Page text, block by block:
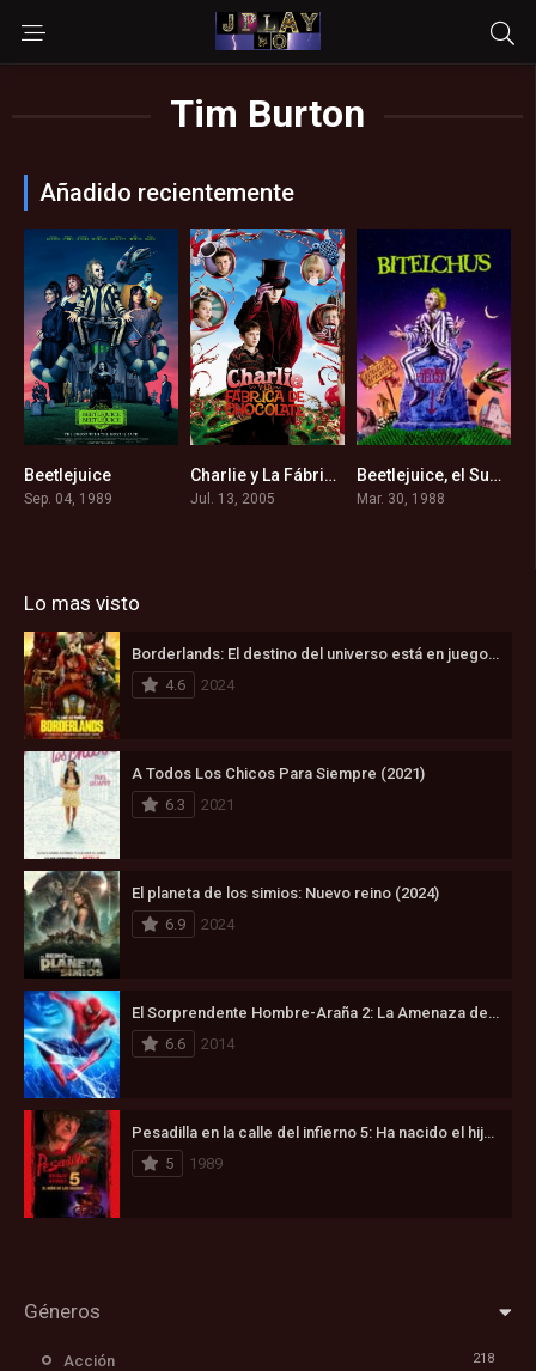
Tim Burton
Añadido recientemente
Beetlejuice
Sep. 04, 1989
6.7
Charlie y La Fábrica de Chocolate (2005)
Jul. 13, 2005
7.5
Beetlejuice, el Superfantasma (1988)
Mar. 30, 1988
Lo mas visto
4.6
2024
A Todos Los Chicos Para Siempre (2021)
6.3
2021
El planeta de los simios: Nuevo reino (2024)
6.9
2024
6.6
2014
5
1989
Géneros
Acción 218